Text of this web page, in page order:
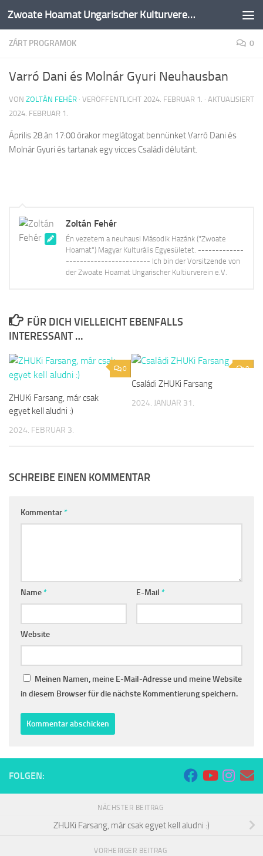
Zum Inhalt springen Zwoate Hoamat Ungarischer Kulturverein e.V.
ZÁRT PROGRAMOK 0
Varró Dani és Molnár Gyuri Neuhausban
VON ZOLTÁN FEHÉR · VERÖFFENTLICHT 2024. FEBRUAR 1. · AKTUALISIERT
2024. FEBRUAR 1.
Április 28.án 17:00 órakor meglátogat bennünket Varró Dani és
Molnár Gyuri és tartanak egy vicces Családi délutánt.
Zoltán Fehér
Én vezetem a neuhausi Második Hazánk ("Zwoate
Hoamat") Magyar Kulturális Egyesületet. -------------
------------------------ Ich bin der Vorsitzende von
der Zwoate Hoamat Ungarischer Kultiurverein e.V.
FÜR DICH VIELLEICHT EBENFALLS
INTERESSANT …
0
ZHUKi Farsang, már csak
egyet kell aludni :)
2024. FEBRUAR 3.
0
Családi ZHUKi Farsang
2024. JANUAR 31.
SCHREIBE EINEN KOMMENTAR
Kommentar*
Name* E-Mail *
Website
Meinen Namen, meine E-Mail-Adresse und meine Website
in diesem Browser für die nächste Kommentierung speichern.
FOLGEN:
NÄCHSTER BEITRAG
ZHUKi Farsang, már csak egyet kell aludni :)
VORHERIGER BEITRAG